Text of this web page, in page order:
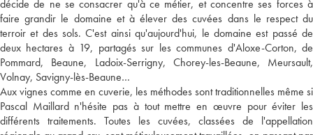
décide de ne se consacrer qu'à ce métier, et concentre ses forces à
faire grandir le domaine et à élever des cuvées dans le respect du
terroir et des sols. C'est ainsi qu'aujourd'hui, le domaine est passé de
deux hectares à 19, partagés sur les communes d'Aloxe-Corton, de
Pommard, Beaune, Ladoix-Serrigny, Chorey-les-Beaune, Meursault,
Volnay, Savigny-lès-Beaune…
Aux vignes comme en cuverie, les méthodes sont traditionnelles même si
Pascal Maillard n'hésite pas à tout mettre en œuvre pour éviter les
différents traitements. Toutes les cuvées, classées de l'appellation